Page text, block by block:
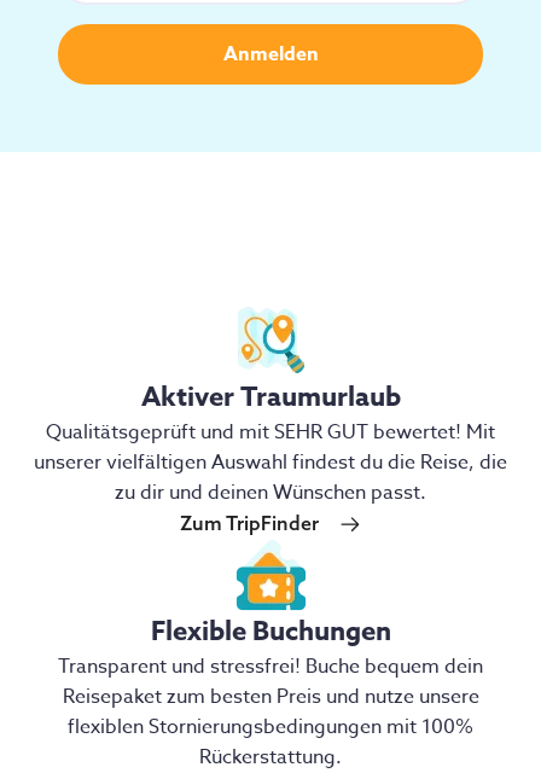
Aktiver Traumurlaub
Qualitätsgeprüft und mit SEHR GUT bewertet! Mit
unserer vielfältigen Auswahl findest du die Reise, die
zu dir und deinen Wünschen passt.
Zum TripFinder
Flexible Buchungen
Transparent und stressfrei! Buche bequem dein
Reisepaket zum besten Preis und nutze unsere
flexiblen Stornierungsbedingungen mit 100%
Rückerstattung.